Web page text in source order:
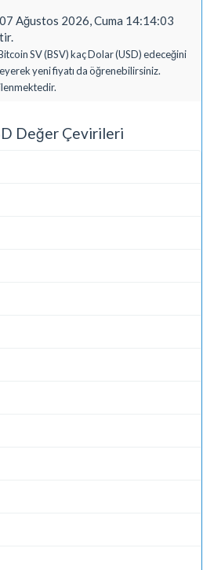
Ağustos 2026, Cuma 14:14:03
SV (BSV) kaç Dolar (USD) edeceğini
yeni fiyatı da öğrenebilirsiniz.
Değer Çevirileri